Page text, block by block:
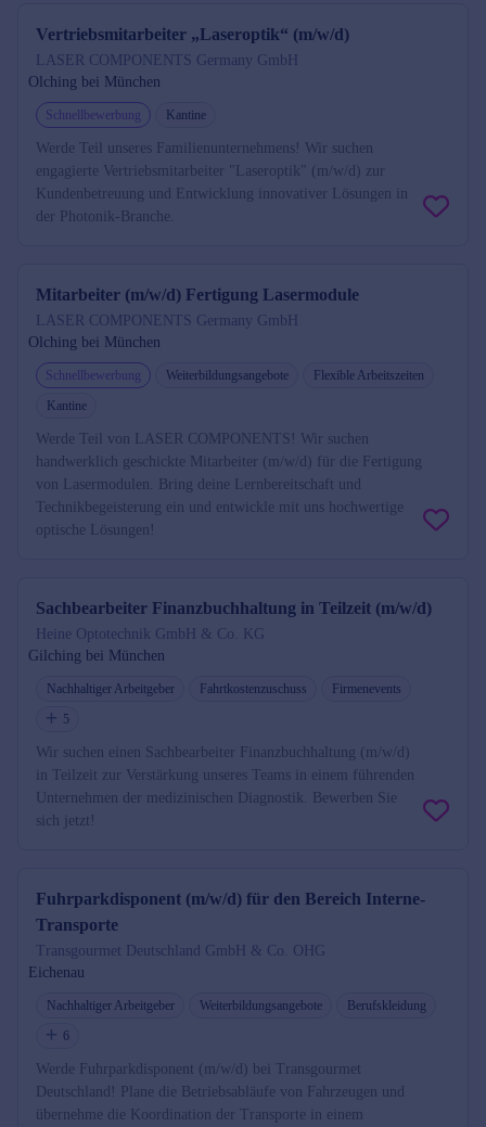
Vertriebsmitarbeiter „Laseroptik“ (m/w/d)
LASER COMPONENTS Germany GmbH
Olching bei München
Schnellbewerbung Kantine
Werde Teil unseres Familienunternehmens! Wir suchen
engagierte Vertriebsmitarbeiter "Laseroptik" (m/w/d) zur
Kundenbetreuung und Entwicklung innovativer Lösungen in
der Photonik-Branche.
Mitarbeiter (m/w/d) Fertigung Lasermodule
LASER COMPONENTS Germany GmbH
Olching bei München
Schnellbewerbung Weiterbildungsangebote
Flexible Arbeitszeiten
Kantine
Werde Teil von LASER COMPONENTS! Wir suchen
handwerklich geschickte Mitarbeiter (m/w/d) für die Fertigung
von Lasermodulen. Bring deine Lernbereitschaft und
Technikbegeisterung ein und entwickle mit uns hochwertige
optische Lösungen!
Sachbearbeiter Finanzbuchhaltung in Teilzeit (m/w/d)
Heine Optotechnik GmbH & Co. KG
Gilching bei München
Nachhaltiger Arbeitgeber Fahrtkostenzuschuss
Firmenevents
5
Wir suchen einen Sachbearbeiter Finanzbuchhaltung (m/w/d)
in Teilzeit zur Verstärkung unseres Teams in einem führenden
Unternehmen der medizinischen Diagnostik. Bewerben Sie
sich jetzt!
Fuhrparkdisponent (m/w/d) für den Bereich Interne-
Transporte
Transgourmet Deutschland GmbH & Co. OHG
Eichenau
Nachhaltiger Arbeitgeber Weiterbildungsangebote
Berufskleidung
6
Werde Fuhrparkdisponent (m/w/d) bei Transgourmet
Deutschland! Plane die Betriebsabläufe von Fahrzeugen und
übernehme die Koordination der Transporte in einem